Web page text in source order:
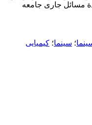
مسائل جاری جامعه
؛ سینما؛ کیمیایی